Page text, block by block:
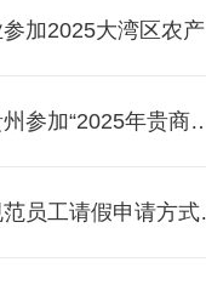
农产品交易会暨土特产精品博览会的通知
发展大会暨粤企入黔产业合作对接会”的通知
工请假申请方式的通知